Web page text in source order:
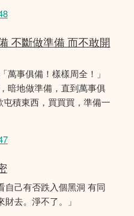
不斷做準備 而不敢開
萬事俱備！樣樣周全！」
暗地做準備，直到萬事俱
積東西，買買買，準備一
自己有否跌入個黑洞 有同
去。淨不了。」